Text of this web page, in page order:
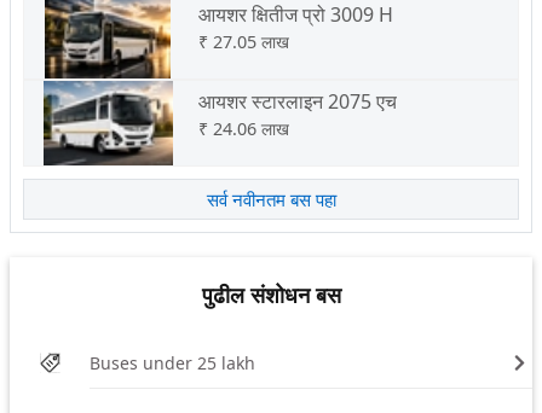
आयशर क्षितीज प्रो 3009 H
₹ 27.05 लाख
आयशर स्टारलाइन 2075 एच
₹ 24.06 लाख
सर्व नवीनतम बस पहा
पुढील संशोधन बस
Buses under 25 lakh